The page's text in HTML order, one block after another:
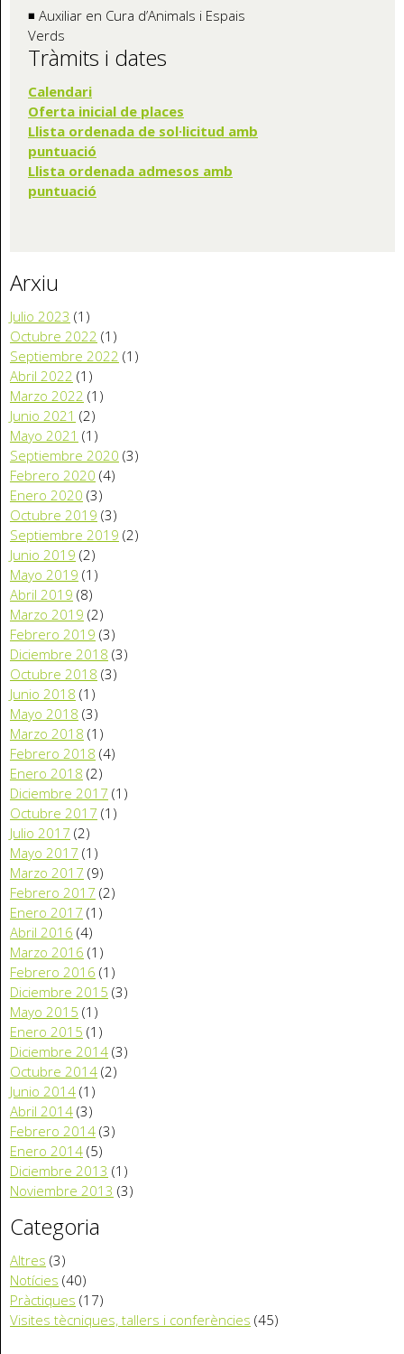
◾ Auxiliar en Cura d’Animals i Espais
Verds
Tràmits i dates
Calendari
Oferta inicial de places
Llista ordenada de sol·licitud amb
puntuació
Llista ordenada admesos amb
puntuació
Arxiu
Julio 2023 (1)
Octubre 2022 (1)
Septiembre 2022 (1)
Abril 2022 (1)
Marzo 2022 (1)
Junio 2021 (2)
Mayo 2021 (1)
Septiembre 2020 (3)
Febrero 2020 (4)
Enero 2020 (3)
Octubre 2019 (3)
Septiembre 2019 (2)
Junio 2019 (2)
Mayo 2019 (1)
Abril 2019 (8)
Marzo 2019 (2)
Febrero 2019 (3)
Diciembre 2018 (3)
Octubre 2018 (3)
Junio 2018 (1)
Mayo 2018 (3)
Marzo 2018 (1)
Febrero 2018 (4)
Enero 2018 (2)
Diciembre 2017 (1)
Octubre 2017 (1)
Julio 2017 (2)
Mayo 2017 (1)
Marzo 2017 (9)
Febrero 2017 (2)
Enero 2017 (1)
Abril 2016 (4)
Marzo 2016 (1)
Febrero 2016 (1)
Diciembre 2015 (3)
Mayo 2015 (1)
Enero 2015 (1)
Diciembre 2014 (3)
Octubre 2014 (2)
Junio 2014 (1)
Abril 2014 (3)
Febrero 2014 (3)
Enero 2014 (5)
Diciembre 2013 (1)
Noviembre 2013 (3)
Categoria
Altres (3)
Notícies (40)
Pràctiques (17)
Visites tècniques, tallers i conferències (45)